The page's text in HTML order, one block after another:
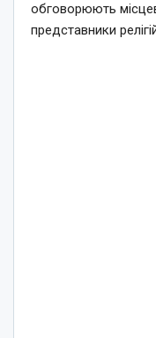
обговорюють
представники